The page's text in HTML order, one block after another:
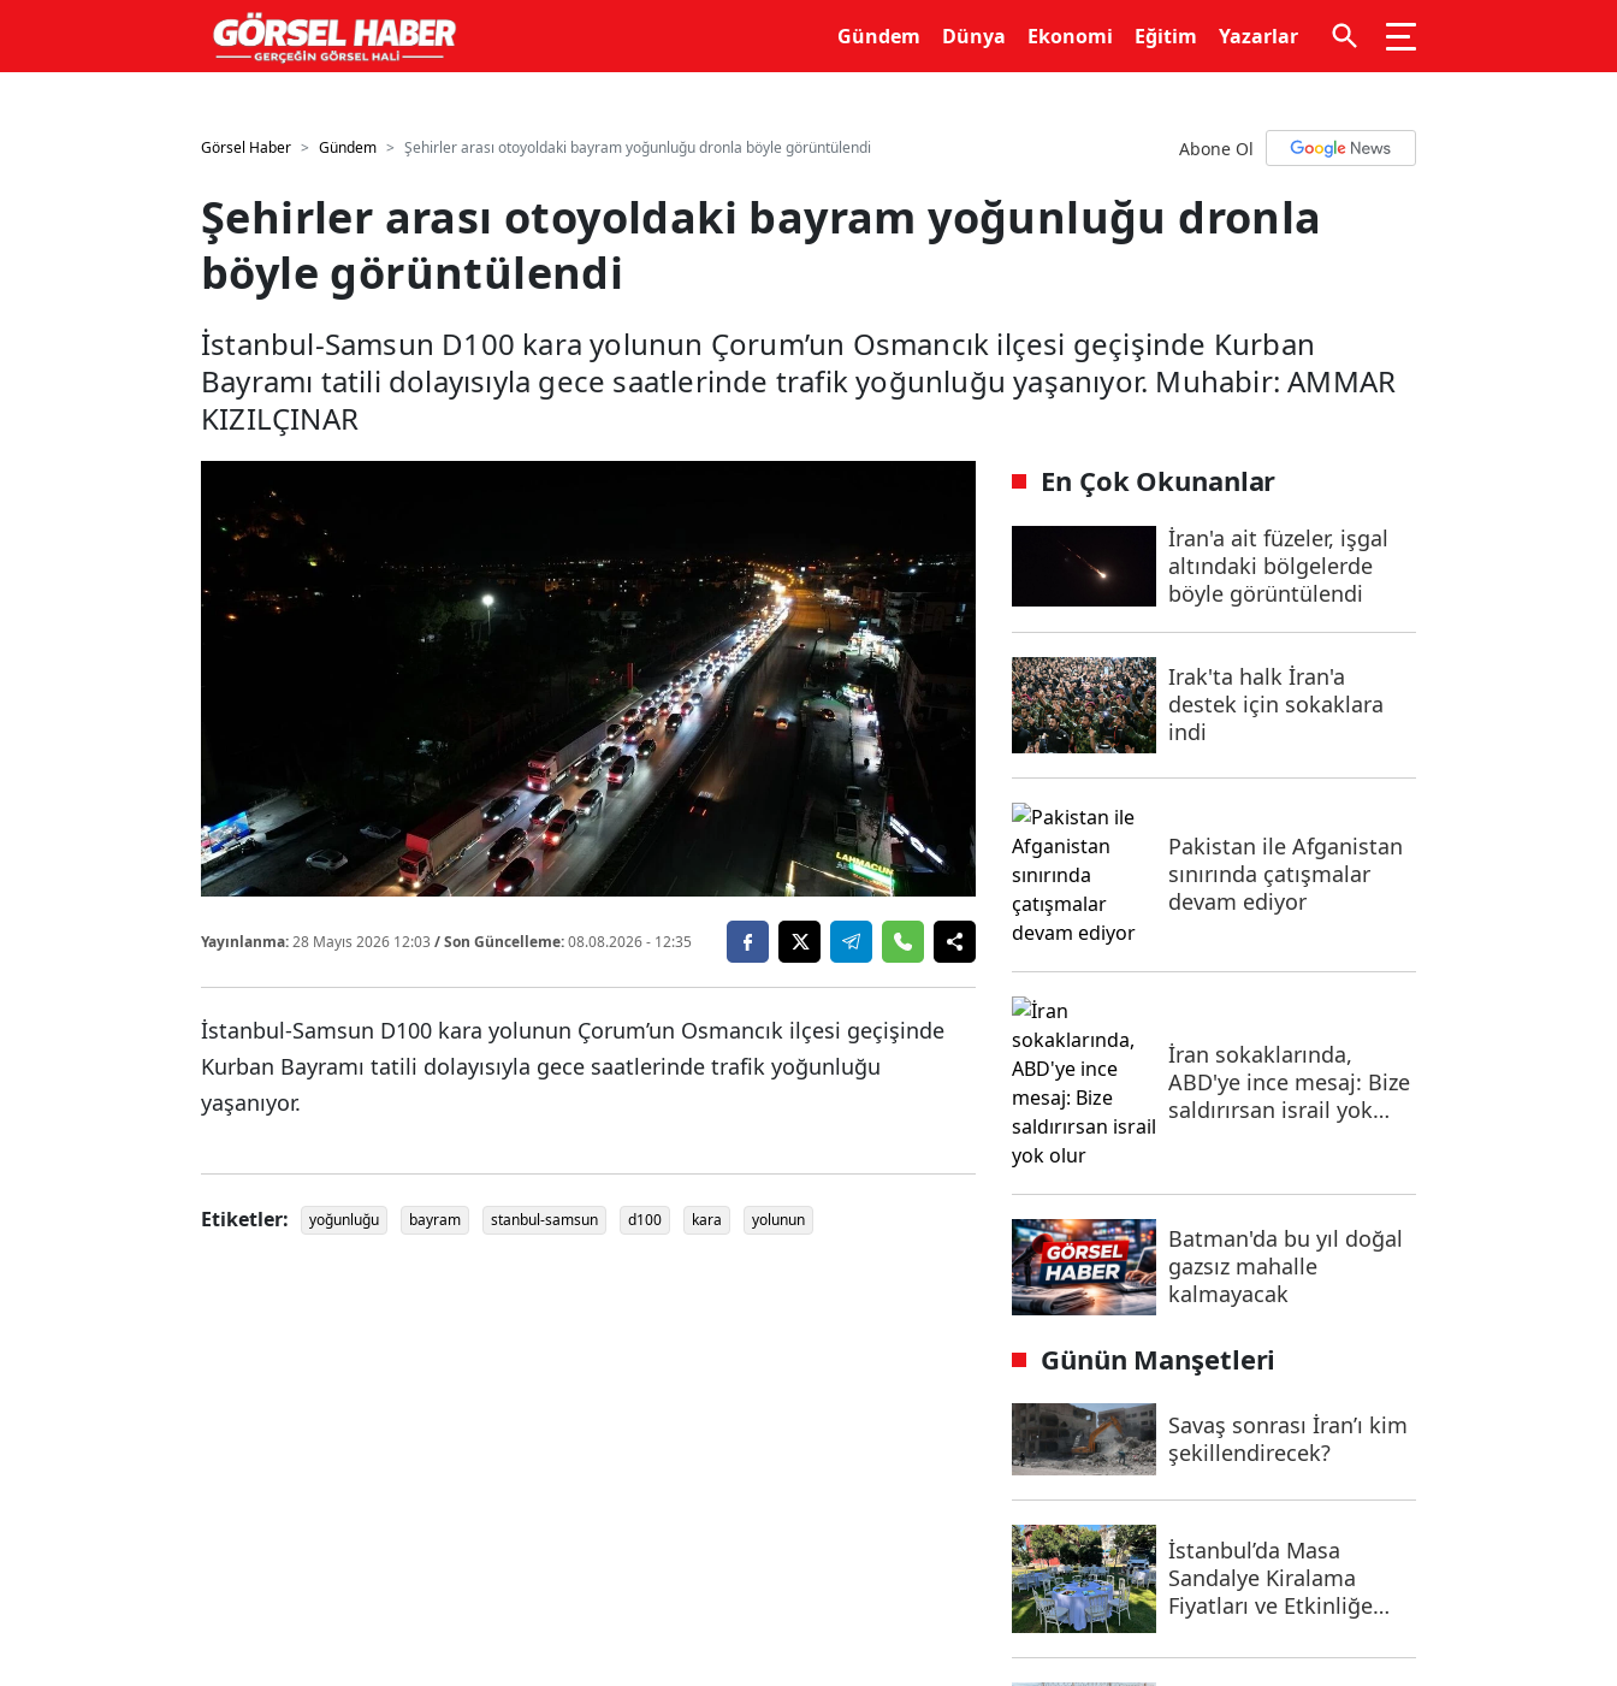
GTM kodunuzu buraya ekleyinGTM kodunuzu buraya ekleyin
Gündem
Dünya Ekonomi Eğitim Yazarlar
Görsel Haber Gündem Şehirler arası otoyoldaki bayram yoğunluğu dronla böyle görüntülendi Abone Ol
Şehirler arası otoyoldaki bayram yoğunluğu dronla
böyle görüntülendi
İstanbul-Samsun D100 kara yolunun Çorum’un Osmancık ilçesi geçişinde Kurban
Bayramı tatili dolayısıyla gece saatlerinde trafik yoğunluğu yaşanıyor. Muhabir: AMMAR
KIZILÇINAR
Yayınlanma:28 Mayıs 2026 12:03 / Son Güncelleme:08.08.2026- 12:35
İstanbul-Samsun D100 kara yolunun Çorum’un Osmancık ilçesi geçişinde
Kurban Bayramı tatili dolayısıyla gece saatlerinde trafik yoğunluğu
yaşanıyor.
Etiketler: yoğunluğu bayram stanbul-samsun d100 kara yolunun
En Çok Okunanlar
İran'a ait füzeler, işgal
altındaki bölgelerde
böyle görüntülendi
Irak'ta halk İran'a
destek için sokaklara
indi
Pakistan ile Afganistan
sınırında çatışmalar
devam ediyor
İran sokaklarında,
ABD'ye ince mesaj: Bize
saldırırsan israil yok
Batman'da bu yıl doğal
gazsız mahalle
kalmayacak
Günün Manşetleri
Savaş sonrası İran’ı kim
şekillendirecek?
İstanbul’da Masa
Sandalye Kiralama
Fiyatları ve Etkinliğe